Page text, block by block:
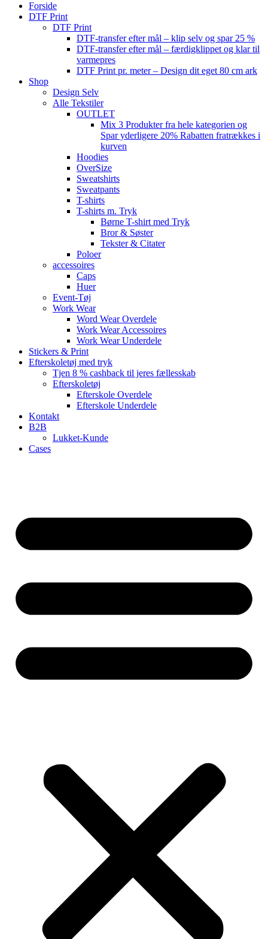
Forside
DTF Print
DTF Print
DTF-transfer efter mål – klip selv og spar 25 %
DTF-transfer efter mål – færdigklippet og klar til
varmepres
DTF Print pr. meter – Design dit eget 80 cm ark
Shop
Design Selv
Alle Tekstiler
OUTLET
Mix 3 Produkter fra hele kategorien og
Spar yderligere 20% Rabatten fratrækkes i
kurven
Hoodies
OverSize
Sweatshirts
Sweatpants
T-shirts
T-shirts m. Tryk
Børne T-shirt med Tryk
Bror & Søster
Tekster & Citater
Poloer
accessoires
Caps
Huer
Event-Tøj
Work Wear
Word Wear Overdele
Work Wear Accessoires
Work Wear Underdele
Stickers & Print
Efterskoletøj med tryk
Tjen 8 % cashback til jeres fællesskab
Efterskoletøj
Efterskole Overdele
Efterskole Underdele
Kontakt
B2B
Lukket-Kunde
Cases